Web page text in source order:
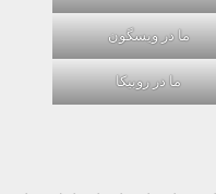
ما در ویسگون
ما در روبیکا